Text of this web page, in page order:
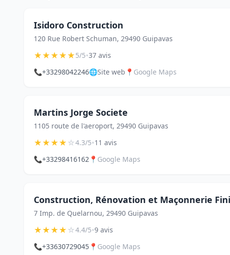
Isidoro Construction
120 Rue Robert Schuman, 29490 Guipavas
★★★★★5/5•37 avis
📞+33298042246🌐Site web 📍 Google Maps
Martins Jorge Societe
1105 route de l'aeroport, 29490 Guipavas
★★★★☆4.3/5•11 avis
📞+33298416162 📍 Google Maps
Construction, Rénovation et Maçonnerie
7 Imp. de Quelarnou, 29490 Guipavas
★★★★☆4.4/5•9 avis
📞+33630729045 📍 Google Maps